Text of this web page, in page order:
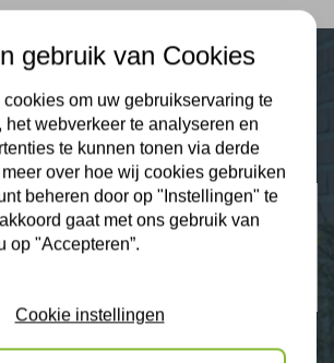
klanten beoordelen ons met een 9.3
gebruik van Cookies
om uw gebruikservaring te
het webverkeer te analyseren en
te kunnen tonen via derde
over hoe wij cookies gebruiken
beheren door op "Instellingen" te
gaat met ons gebruik van
op "Accepteren”.
Cookie instellingen